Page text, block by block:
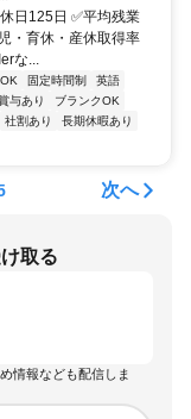
日125日 ✅平均残業
・育休・産休取得率
な...
固定時間制
英語
与あり
ブランクOK
社割あり
長期休暇あり
次へ
取る
情報なども配信しま